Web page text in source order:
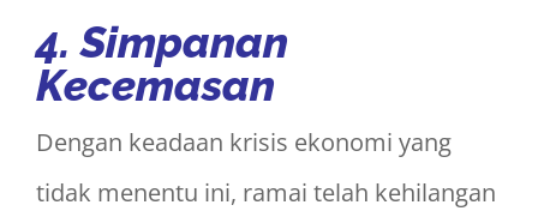
4.Simpanan
Kecemasan
Dengan keadaan krisis ekonomi yang
tidak menentu ini, ramai telah kehilangan